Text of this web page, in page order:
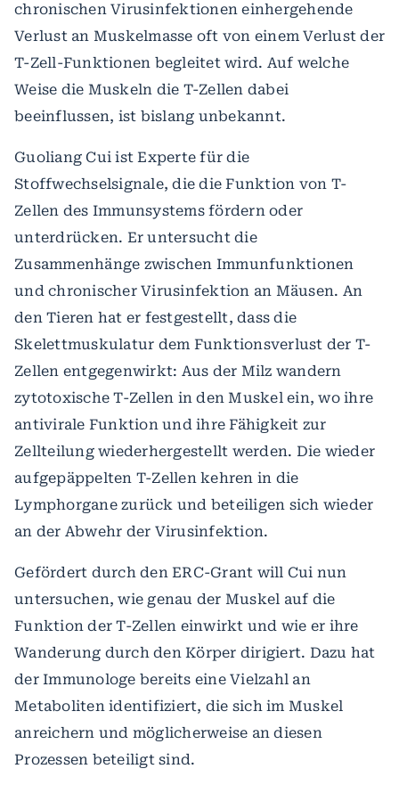
chronischen Virusinfektionen einhergehende
Verlust an Muskelmasse oft von einem Verlust der
T-Zell-Funktionen begleitet wird. Auf welche
Weise die Muskeln die T-Zellen dabei
beeinflussen, ist bislang unbekannt.
Guoliang Cui ist Experte für die
Stoffwechselsignale, die die Funktion von T-
Zellen des Immunsystems fördern oder
unterdrücken. Er untersucht die
Zusammenhänge zwischen Immunfunktionen
und chronischer Virusinfektion an Mäusen. An
den Tieren hat er festgestellt, dass die
Skelettmuskulatur dem Funktionsverlust der T-
Zellen entgegenwirkt: Aus der Milz wandern
zytotoxische T-Zellen in den Muskel ein, wo ihre
antivirale Funktion und ihre Fähigkeit zur
Zellteilung wiederhergestellt werden. Die wieder
aufgepäppelten T-Zellen kehren in die
Lymphorgane zurück und beteiligen sich wieder
an der Abwehr der Virusinfektion.
Gefördert durch den ERC-Grant will Cui nun
untersuchen, wie genau der Muskel auf die
Funktion der T-Zellen einwirkt und wie er ihre
Wanderung durch den Körper dirigiert. Dazu hat
der Immunologe bereits eine Vielzahl an
Metaboliten identifiziert, die sich im Muskel
anreichern und möglicherweise an diesen
Prozessen beteiligt sind.